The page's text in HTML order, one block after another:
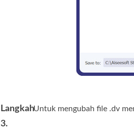
Langkah
3.
Untuk mengubah file .dv